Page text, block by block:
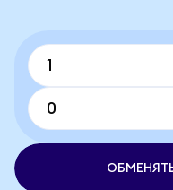
ОБМЕНЯТЬ